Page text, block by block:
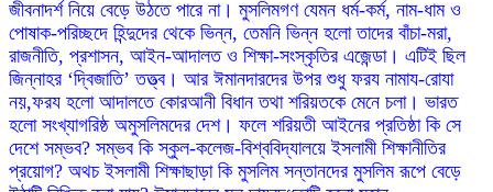
জীবনাদর্শ নিয়ে বেড়ে উঠতে পারে না। মুসলিমগণ যেমন ধর্ম-কর্ম, নাম-ধাম ও
পোষাক-পরিচ্ছদে হিন্দুদের থেকে ভিন্ন, তেমনি ভিন্ন হলো তাদের বাঁচা-মরা,
রাজনীতি, প্রশাসন, আইন-আদালত ও শিক্ষা-সংস্কৃতির এজেন্ডা। এটিই ছিল
জিন্নাহর ‘দ্বিজাতি’ তত্ত্ব। আর ঈমানদারদের উপর শুধু ফরয নামায-রোযা
নয়,ফরয হলো আদালতে কোরআনী বিধান তথা শরিয়তকে মেনে চলা। ভারত
হলো সংখ্যাগরিষ্ঠ অমুসলিমদের দেশ। ফলে শরিয়তী আইনের প্রতিষ্ঠা কি সে
দেশে সম্ভব? সম্ভব কি স্কুল-কলেজ-বিশ্ববিদ্যালয়ে ইসলামী শিক্ষানীতির
প্রয়োগ? অথচ ইসলামী শিক্ষাছাড়া কি মুসলিম সন্তানদের মুসলিম রূপে বেড়ে